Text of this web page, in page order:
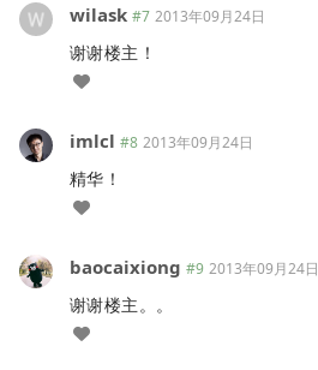
wilask #7 2013年09月24日
谢谢楼主！
imlcl #8 2013年09月24日
精华！
baocaixiong #9 2013年09月24日
谢谢楼主。。